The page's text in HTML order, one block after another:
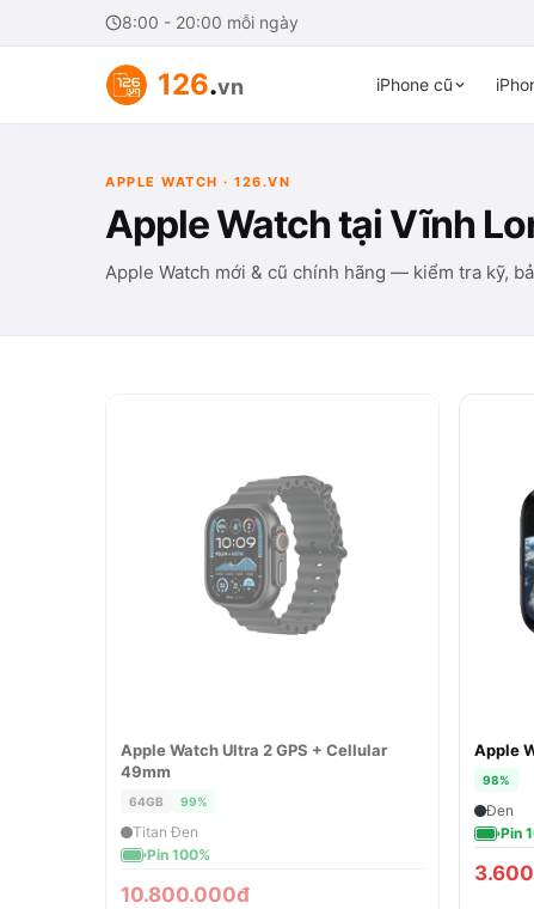
8:00 - 20:00 mỗi ngày
126.vn iPhone cũ
APPLE WATCH · 126.VN
Apple Watch tại Vĩnh
Apple Watch mới & cũ chính hãng — kiểm tra kỹ,
ĐÃ BÁN
Apple Watch Ultra 2 GPS + Cellular
49mm
64GB 99%
Titan Đen
Pin 100%
10.800.000đ
Apple
98%
Đen
Pin